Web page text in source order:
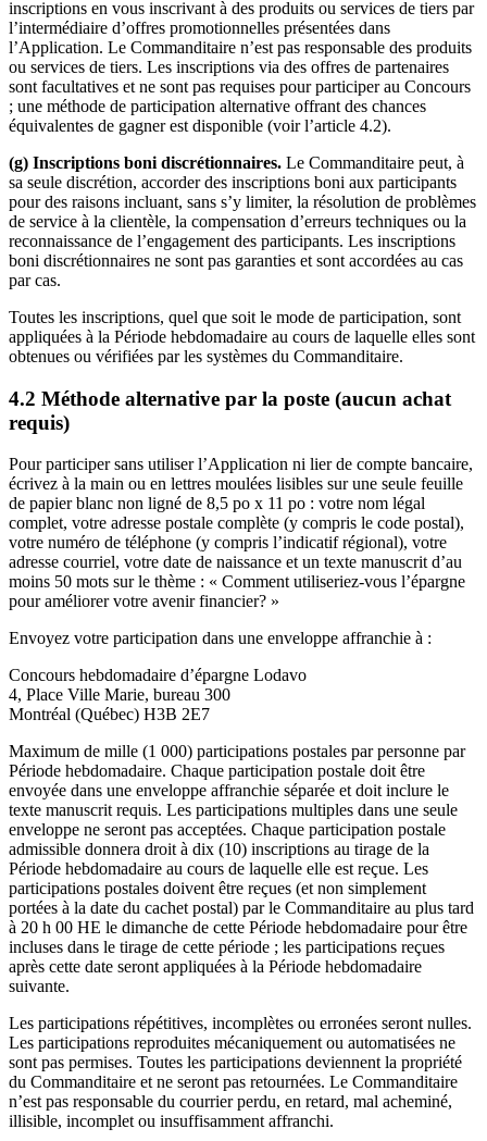
inscriptions en vous inscrivant à des produits ou services de tiers par
l’intermédiaire d’offres promotionnelles présentées dans
l’Application. Le Commanditaire n’est pas responsable des produits
ou services de tiers. Les inscriptions via des offres de partenaires
sont facultatives et ne sont pas requises pour participer au Concours
; une méthode de participation alternative offrant des chances
équivalentes de gagner est disponible (voir l’article 4.2).
(g) Inscriptions boni discrétionnaires. Le Commanditaire peut, à
sa seule discrétion, accorder des inscriptions boni aux participants
pour des raisons incluant, sans s’y limiter, la résolution de problèmes
de service à la clientèle, la compensation d’erreurs techniques ou la
reconnaissance de l’engagement des participants. Les inscriptions
boni discrétionnaires ne sont pas garanties et sont accordées au cas
par cas.
Toutes les inscriptions, quel que soit le mode de participation, sont
appliquées à la Période hebdomadaire au cours de laquelle elles sont
obtenues ou vérifiées par les systèmes du Commanditaire.
4.2 Méthode alternative par la poste (aucun achat
requis)
Pour participer sans utiliser l’Application ni lier de compte bancaire,
écrivez à la main ou en lettres moulées lisibles sur une seule feuille
de papier blanc non ligné de 8,5 po x 11 po : votre nom légal
complet, votre adresse postale complète (y compris le code postal),
votre numéro de téléphone (y compris l’indicatif régional), votre
adresse courriel, votre date de naissance et un texte manuscrit d’au
moins 50 mots sur le thème : « Comment utiliseriez-vous l’épargne
pour améliorer votre avenir financier? »
Envoyez votre participation dans une enveloppe affranchie à :
Concours hebdomadaire d’épargne Lodavo
4, Place Ville Marie, bureau 300
Montréal (Québec) H3B 2E7
Maximum de mille (1 000) participations postales par personne par
Période hebdomadaire. Chaque participation postale doit être
envoyée dans une enveloppe affranchie séparée et doit inclure le
texte manuscrit requis. Les participations multiples dans une seule
enveloppe ne seront pas acceptées. Chaque participation postale
admissible donnera droit à dix (10) inscriptions au tirage de la
Période hebdomadaire au cours de laquelle elle est reçue. Les
participations postales doivent être reçues (et non simplement
portées à la date du cachet postal) par le Commanditaire au plus tard
à 20 h 00 HE le dimanche de cette Période hebdomadaire pour être
incluses dans le tirage de cette période ; les participations reçues
après cette date seront appliquées à la Période hebdomadaire
suivante.
Les participations répétitives, incomplètes ou erronées seront nulles.
Les participations reproduites mécaniquement ou automatisées ne
sont pas permises. Toutes les participations deviennent la propriété
du Commanditaire et ne seront pas retournées. Le Commanditaire
n’est pas responsable du courrier perdu, en retard, mal acheminé,
illisible, incomplet ou insuffisamment affranchi.